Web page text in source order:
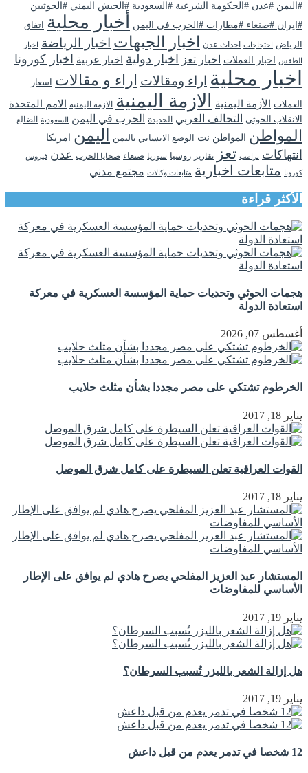
#اليمن #عدن #الحكومة الشرعية #السعودية #الجيش اليمني #الحوثيين
#ايران #صنعاء #مطارات #الحرب في اليمن
أخبار محلية
اتفاق
الرياض
احتجاجات احداث عدن اخبار الجبهات اخبار الرياضة اخبار
الطقس
اخبار العملات اخبار تعز اخبار دولية اخبار عربية اخبار كورونا
اخبار محلية اراء ومقالات اراء و مقالات اسعار
العملات الأزمة اليمنية الازمة اليمنية الازمه اليمنيه الامم المتحدة
الانقلاب الحوثي التحالف العربي الحديدة الحرب في اليمن السعودية الضالع
المواطن المواطن نت الوضع الانساني باليمن اليمن امريكا
انتهاكات ترامب تعز تقارير روسيا سوريا صنعاء ضحايا الحرب عدن فيروس
كورونا متابعات اخبارية متابعات وكالات مجتمع مدني
الأكثر قراءة
هجمات الحوثي وتحديات حماية المؤسسة العسكرية في معركة
استعادة الدولة
أغسطس 07, 2026
الخرطوم تشتكي على مصر مجددا بشأن مثلث حلايب
يناير 18, 2017
القوات العراقية تعلن السيطرة على كامل شرق الموصل
يناير 18, 2017
المستشار عبد العزيز المفلحي يصرح هادي لم يوافق على الإطار
الأساسي للمفاوضات
يناير 19, 2017
هل إزالة الشعر بالليزر تُسبب السرطان؟
يناير 19, 2017
12 شخصا في تدمر يعدم من قبل داعش